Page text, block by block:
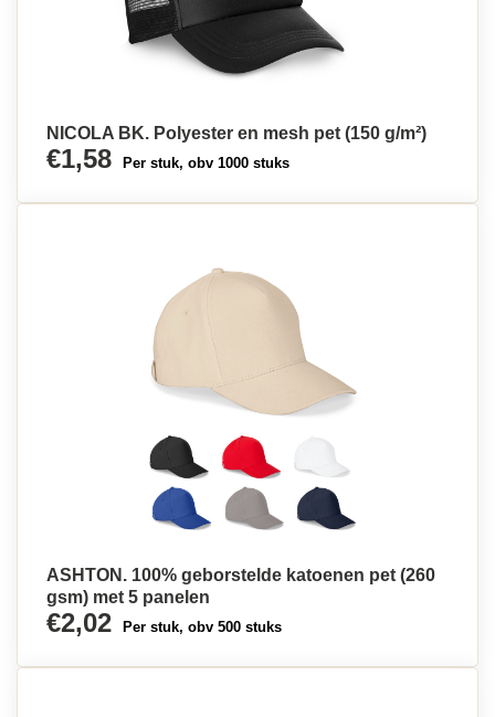
NICOLA BK. Polyester en mesh pet (150 g/m²)
€1,58 Per stuk, obv 1000 stuks
ASHTON. 100% geborstelde katoenen pet (260
gsm) met 5 panelen
€2,02 Per stuk, obv 500 stuks